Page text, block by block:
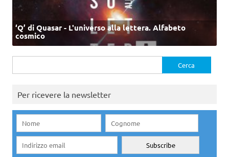
‘Q’ di Quasar - L'universo alla lettera. Alfabeto
cosmico
per:
Per ricevere la newsletter